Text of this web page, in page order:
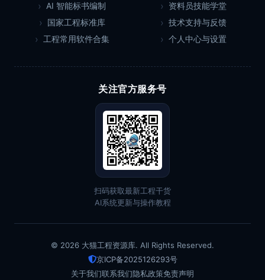
AI 智能标书编制
国家工程标准库
工程常用软件合集
资料员技能学堂
技术支持与反馈
个人中心与设置
关注官方服务号
扫码获取最新工程干货
AI系统更新与操作教程
© 2026 大猫工程资源库. All Rights Reserved.
京ICP备2025126293号
关于我们联系我们隐私政策免责声明